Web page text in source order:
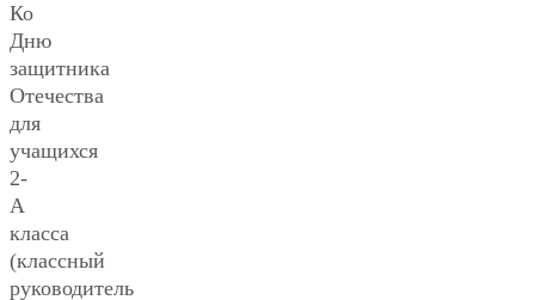
Ко
Дню
защитника
Отечества
для
учащихся
2-
А
класса
(классный
руководитель